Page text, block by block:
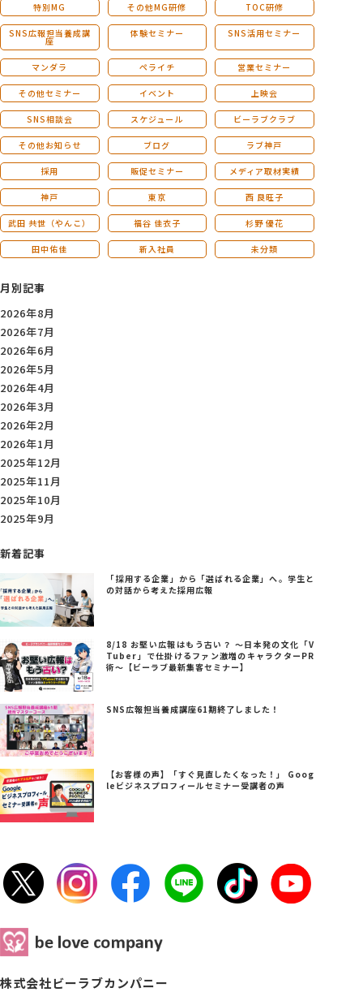
特別MG その他MG研修 TOC研修
SNS広報担当養成講
座
体験セミナー SNS活用セミナー
マンダラ ペライチ 営業セミナー
その他セミナー イベント 上映会
SNS相談会 スケジュール ビーラブクラブ
その他お知らせ ブログ ラブ神戸
採用 販促セミナー メディア取材実績
神戸 東京 西 良旺子
武田 共世（やんこ） 福谷 佳衣子 杉野 優花
田中佑佳 新入社員 未分類
月別記事
2026年8月
2026年7月
2026年6月
2026年5月
2026年4月
2026年3月
2026年2月
2026年1月
2025年12月
2025年11月
2025年10月
2025年9月
新着記事
「採用する企業」から「選ばれる企業」へ。学生と
の対話から考えた採用広報
8/18 お堅い広報はもう古い？ ～日本発の文化「V
Tuber」で仕掛けるファン激増のキャラクターPR
術～【ビーラブ最新集客セミナー】
SNS広報担当養成講座61期終了しました！
【お客様の声】「すぐ見直したくなった！」 Goog
leビジネスプロフィールセミナー受講者の声
株式会社ビーラブカンパニー